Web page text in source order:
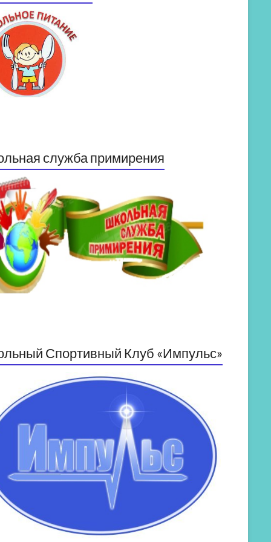
служба примирения
Спортивный Клуб «Импульс»